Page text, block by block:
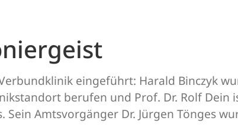
eingeführt: Harald Binczyk
berufen und Prof. Dr. Rolf Dein
Amtsvorgänger Dr. Jürgen Tönges